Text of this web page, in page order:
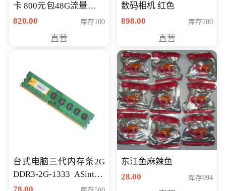
卡 800元包48G流量，其
中全国流量12G，省内
820.00 库存100
直营
数码相机 红色
898.00
库存200
直营
台式电脑三代内存条2G
DDR3-2G-1333 ASint昱
联品牌
东江鱼麻辣鱼
28.00
库存994